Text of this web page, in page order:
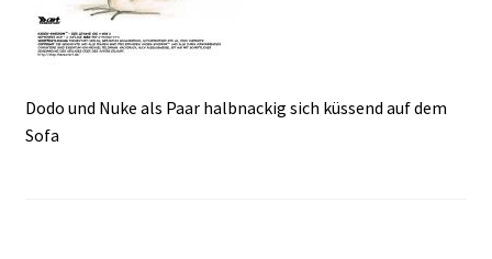
Dodo und Nuke als Paar halbnackig sich küssend auf dem
Sofa